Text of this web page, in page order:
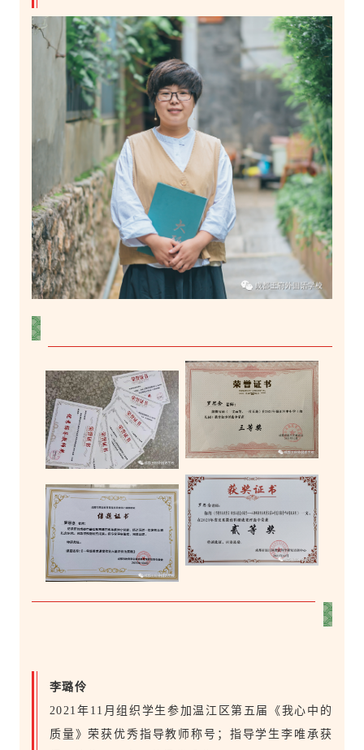
李璐伶
2021年11月组织学生参加温江区第五届《我心中的
质量》荣获优秀指导教师称号；指导学生李唯承获